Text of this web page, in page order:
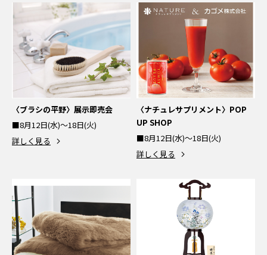
〈ブラシの平野〉展示即売会
■8月12日(水)～18日(火)
詳しく見る
〈ナチュレサプリメント〉POP
UP SHOP
■8月12日(水)～18日(火)
詳しく見る